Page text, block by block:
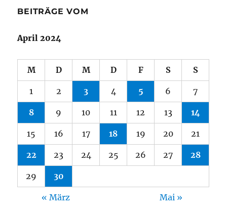
BEITRÄGE VOM
April 2024
M D M D F S S
1 2 3 4 5 6 7
8 9 10 11 12 13 14
15 16 17 18 19 20 21
22 23 24 25 26 27 28
29 30
« März Mai »